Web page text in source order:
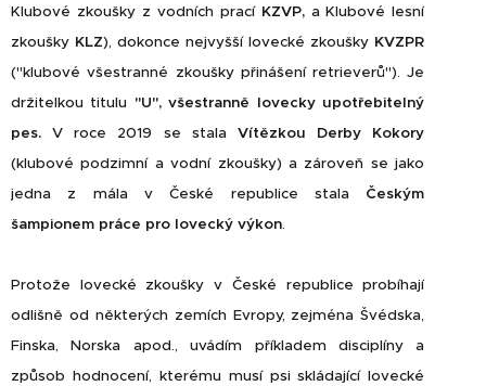
Klubové zkoušky z vodních prací KZVP, a Klubové lesní
zkoušky KLZ), dokonce nejvyšší lovecké zkoušky KVZPR
("klubové všestranné zkoušky přinášení retrieverů"). Je
držitelkou titulu "U", všestranně lovecky upotřebitelný
pes. V roce 2019 se stala Vítězkou Derby Kokory
(klubové podzimní a vodní zkoušky) a zároveň se jako
jedna z mála v České republice stala Českým
šampionem práce pro lovecký výkon.
Protože lovecké zkoušky v České republice probíhají
odlišně od některých zemích Evropy, zejména Švédska,
Finska, Norska apod., uvádím příkladem disciplíny a
způsob hodnocení, kterému musí psi skládající lovecké